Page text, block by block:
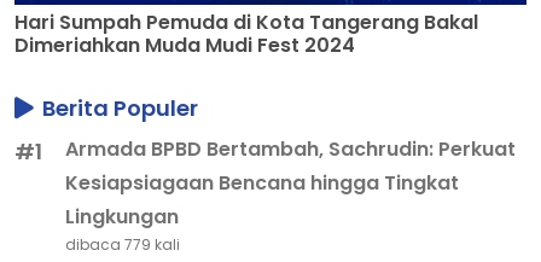
Hari Sumpah Pemuda di Kota Tangerang Bakal
Dimeriahkan Muda Mudi Fest 2024
Berita Populer
#1
Armada BPBD Bertambah, Sachrudin: Perkuat
Kesiapsiagaan Bencana hingga Tingkat
Lingkungan
dibaca 779 kali